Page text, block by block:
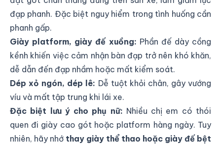
đạp phanh. Đặc biệt nguy hiểm trong tình huống cần
phanh gấp.
Giày platform, giày đế xuồng: Phần đế dày cồng
kềnh khiến việc cảm nhận bàn đạp trở nên khó khăn,
dễ dẫn đến đạp nhầm hoặc mất kiểm soát.
Dép xỏ ngón, dép lê: Dễ tuột khỏi chân, gây vướng
víu và mất tập trung khi lái xe.
Đặc biệt lưu ý cho phụ nữ: Nhiều chị em có thói
quen đi giày cao gót hoặc platform hàng ngày. Tuy
nhiên, hãy nhớ thay giày thể thao hoặc giày đế bệt